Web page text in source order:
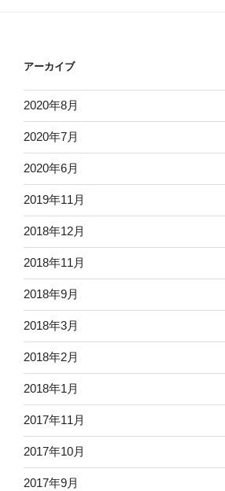
アーカイブ
2020年8月
2020年7月
2020年6月
2019年11月
2018年12月
2018年11月
2018年9月
2018年3月
2018年2月
2018年1月
2017年11月
2017年10月
2017年9月